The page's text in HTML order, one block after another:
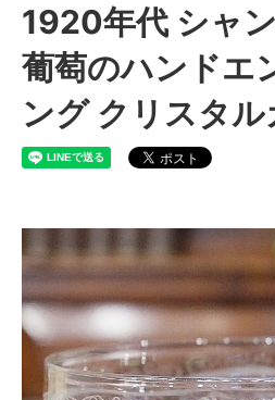
1920年代 シャ
葡萄のハンドエ
ング クリスタ